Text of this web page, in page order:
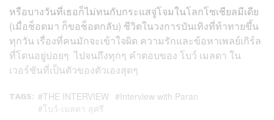
หรือบางวันที่เธอก็ไม่ทนกับกระแสจู่โจมในโลกโซเชียลมีเดีย
(เมื่อช็อตมา ก็ขอช็อตกลับ) ชีวิตในวงการบันเทิงที่ท้าทายขึ้น
ทุกวัน เรื่องที่คนมักจะเข้าใจผิด ความรักและข้อหาเพลย์เกิร์ล
ที่โดนอยู่บ่อยๆ ไปจนถึงทุกๆ คำตอบของ โบว์ เมลดา ใน
เวอร์ชันที่เป็นตัวของตัวเองสุดๆ
TAGS: THE INTERVIEW
Interview with Paran
โบว์-เมลดา สุศรี